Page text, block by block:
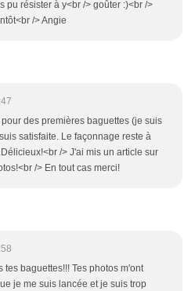
pu résister à y<br /> goûter :)<br />
/> Angie
des premières baguettes (je suis
satisfaite. Le façonnage reste à
/> J'ai mis un article sur
/> En tout cas merci!
tes baguettes!!! Tes photos m'ont
je me suis lancée et je suis trop